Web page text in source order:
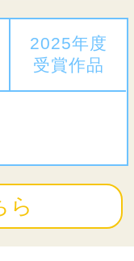
2025年度
受賞作品
ら